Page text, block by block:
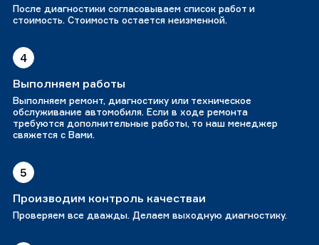
После диагностики согласовываем список работ и
стоимость. Стоимость остается неизменной.
4
Выполняем работы
Выполняем ремонт, диагностику или техническое
обслуживание автомобиля. Если в ходе ремонта
требуются дополнительные работы, то наш менеджер
свяжется с Вами.
5
Производим контроль качестваи
Проверяем все дважды. Делаем выходную диагностику.